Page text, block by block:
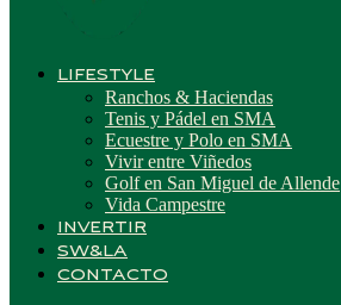
LIFESTYLE
Ranchos & Haciendas
Tenis y Pádel en SMA
Ecuestre y Polo en SMA
Vivir entre Viñedos
Golf en San Miguel de Allende
Vida Campestre
INVERTIR
SW&LA
CONTACTO